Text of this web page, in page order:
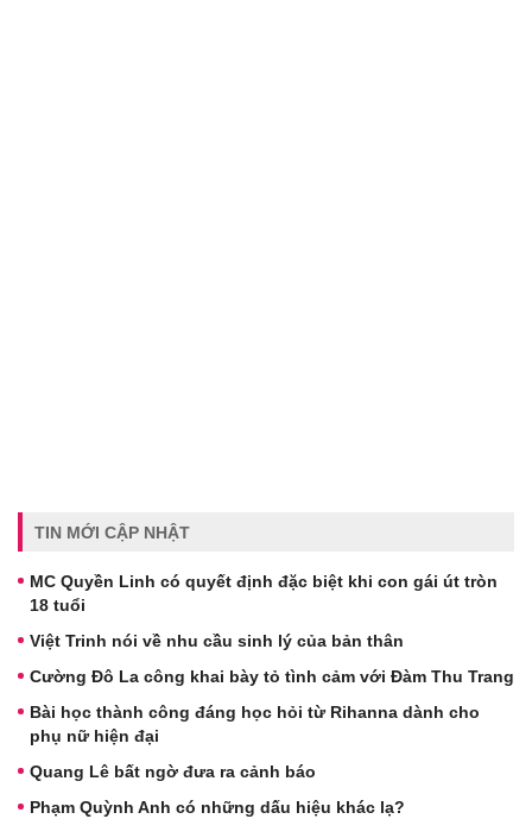
TIN MỚI CẬP NHẬT
MC Quyền Linh có quyết định đặc biệt khi con gái út tròn
18 tuổi
Việt Trinh nói về nhu cầu sinh lý của bản thân
Cường Đô La công khai bày tỏ tình cảm với Đàm Thu Trang
Bài học thành công đáng học hỏi từ Rihanna dành cho
phụ nữ hiện đại
Quang Lê bất ngờ đưa ra cảnh báo
Phạm Quỳnh Anh có những dấu hiệu khác lạ?